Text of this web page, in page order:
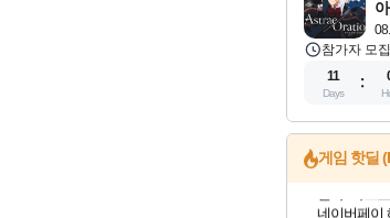
참가자 모
11
Days
게임 핫딜
베데스다 40